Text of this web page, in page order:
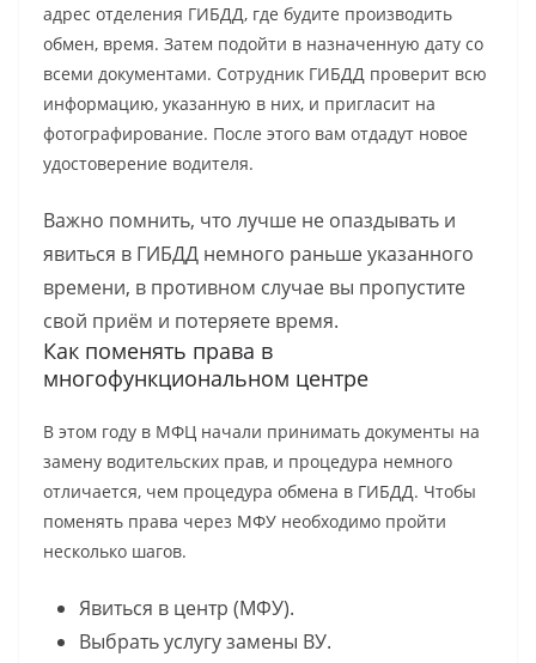
адрес отделения ГИБДД, где будите производить
обмен, время. Затем подойти в назначенную дату со
всеми документами. Сотрудник ГИБДД проверит всю
информацию, указанную в них, и пригласит на
фотографирование. После этого вам отдадут новое
удостоверение водителя.
Важно помнить, что лучше не опаздывать и
явиться в ГИБДД немного раньше указанного
времени, в противном случае вы пропустите
свой приём и потеряете время.
Как поменять права в
многофункциональном центре
В этом году в МФЦ начали принимать документы на
замену водительских прав, и процедура немного
отличается, чем процедура обмена в ГИБДД. Чтобы
поменять права через МФУ необходимо пройти
несколько шагов.
Явиться в центр (МФУ).
Выбрать услугу замены ВУ.